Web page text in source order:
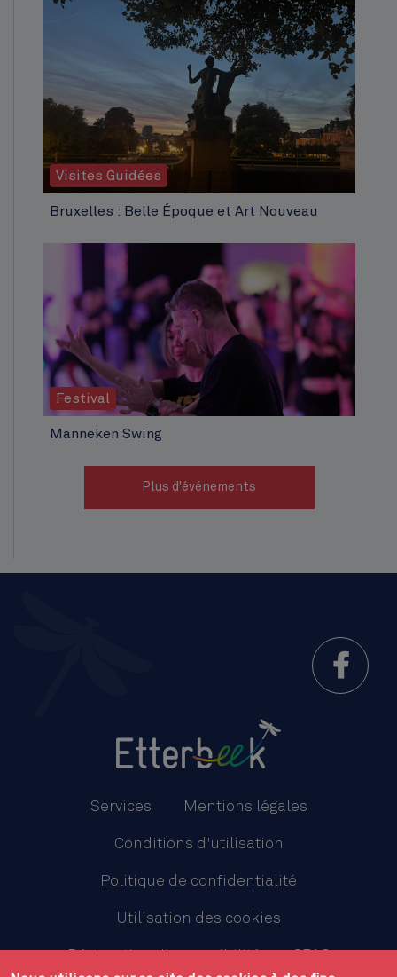
Visites Guidées
Bruxelles : Belle Époque et Art Nouveau
Festival
Manneken Swing
Plus d'événements
Services Mentions légales
Conditions d'utilisation
Politique de confidentialité
Utilisation des cookies
Déclaration d'accessibilité CPAS